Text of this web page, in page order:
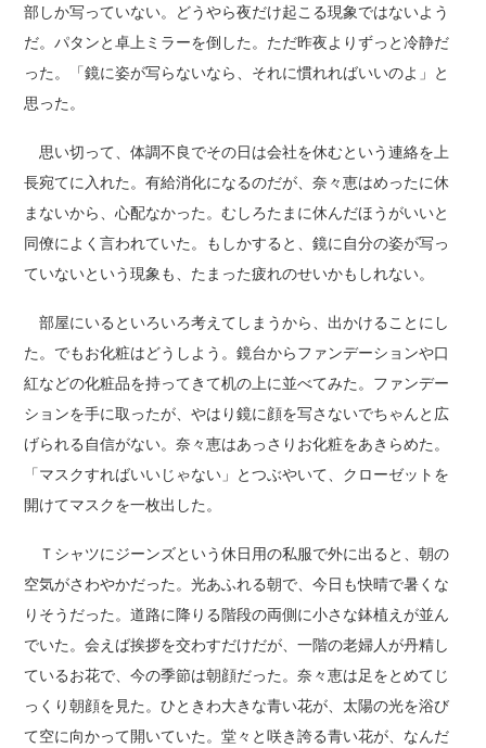
部しか写っていない。どうやら夜だけ起こる現象ではないよう
だ。パタンと卓上ミラーを倒した。ただ昨夜よりずっと冷静だ
った。「鏡に姿が写らないなら、それに慣れればいいのよ」と
思った。
思い切って、体調不良でその日は会社を休むという連絡を上
長宛てに入れた。有給消化になるのだが、奈々恵はめったに休
まないから、心配なかった。むしろたまに休んだほうがいいと
同僚によく言われていた。もしかすると、鏡に自分の姿が写っ
ていないという現象も、たまった疲れのせいかもしれない。
部屋にいるといろいろ考えてしまうから、出かけることにし
た。でもお化粧はどうしよう。鏡台からファンデーションや口
紅などの化粧品を持ってきて机の上に並べてみた。ファンデー
ションを手に取ったが、やはり鏡に顔を写さないでちゃんと広
げられる自信がない。奈々恵はあっさりお化粧をあきらめた。
「マスクすればいいじゃない」とつぶやいて、クローゼットを
開けてマスクを一枚出した。
Ｔシャツにジーンズという休日用の私服で外に出ると、朝の
空気がさわやかだった。光あふれる朝で、今日も快晴で暑くな
りそうだった。道路に降りる階段の両側に小さな鉢植えが並ん
でいた。会えば挨拶を交わすだけだが、一階の老婦人が丹精し
ているお花で、今の季節は朝顔だった。奈々恵は足をとめてじ
っくり朝顔を見た。ひときわ大きな青い花が、太陽の光を浴び
て空に向かって開いていた。堂々と咲き誇る青い花が、なんだ